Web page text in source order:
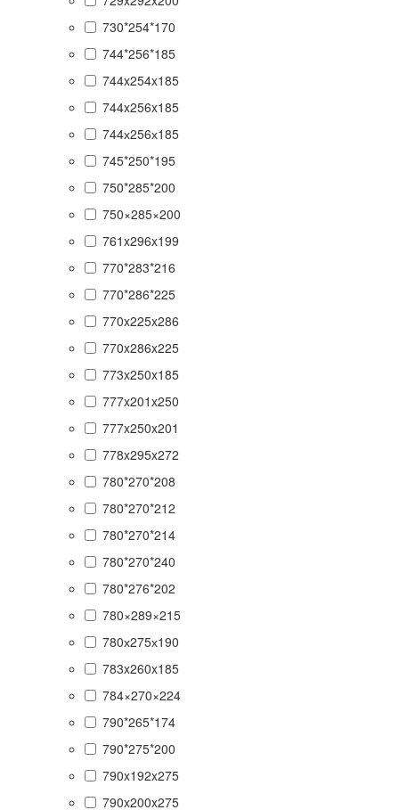
730*254*170
744*256*185
744x254x185
744x256x185
744х256х185
745*250*195
750*285*200
750×285×200
761x296x199
770*283*216
770*286*225
770x225x286
770x286x225
773x250x185
777x201x250
777x250x201
778x295x272
780*270*208
780*270*212
780*270*214
780*270*240
780*276*202
780×289×215
780х275х190
783x260x185
784×270×224
790*265*174
790*275*200
790x192x275
790x200x275